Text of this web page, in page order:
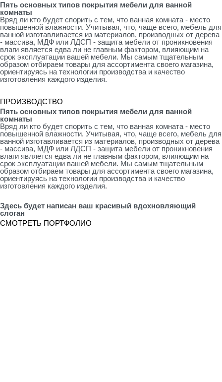
Пять основных типов покрытия мебели для ванной
комнаты
Вряд ли кто будет спорить с тем, что ванная комната - место
повышенной влажности. Учитывая, что, чаще всего, мебель для
ванной изготавливается из материалов, производных от дерева
- массива, МДФ или ЛДСП - защита мебели от проникновения
влаги является едва ли не главным фактором, влияющим на
срок эксплуатации вашей мебели. Мы самым тщательным
образом отбираем товары для ассортимента своего магазина,
ориентируясь на технологии производства и качество
изготовления каждого изделия.
ПРОИЗВОДСТВО
Пять основных типов покрытия мебели для ванной
комнаты
Вряд ли кто будет спорить с тем, что ванная комната - место
повышенной влажности. Учитывая, что, чаще всего, мебель для
ванной изготавливается из материалов, производных от дерева
- массива, МДФ или ЛДСП - защита мебели от проникновения
влаги является едва ли не главным фактором, влияющим на
срок эксплуатации вашей мебели. Мы самым тщательным
образом отбираем товары для ассортимента своего магазина,
ориентируясь на технологии производства и качество
изготовления каждого изделия.
Здесь будет написан ваш красивый вдохновляющий
слоган
СМОТРЕТЬ ПОРТФОЛИО